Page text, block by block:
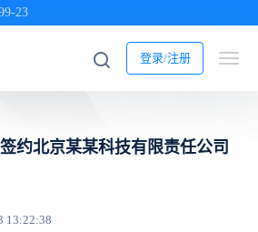
23
登录/注册
约北京某某科技有限责任公司
13:22:38